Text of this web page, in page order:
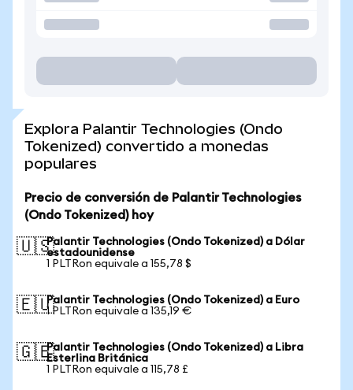
Explora Palantir Technologies (Ondo
Tokenized) convertido a monedas
populares
Precio de conversión de Palantir Technologies
(Ondo Tokenized) hoy
🇺🇸Palantir Technologies (Ondo Tokenized) a Dólar
estadounidense
1 PLTRon equivale a 155,78 $
🇪🇺Palantir Technologies (Ondo Tokenized) a Euro
1 PLTRon equivale a 135,19 €
🇬🇧Palantir Technologies (Ondo Tokenized) a Libra
Esterlina Británica
1 PLTRon equivale a 115,78 £